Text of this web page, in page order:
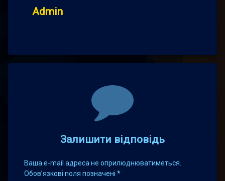
Admin
Залишити відповідь
Ваша e-mail адреса не оприлюднюватиметься.
Обов’язкові поля позначені *